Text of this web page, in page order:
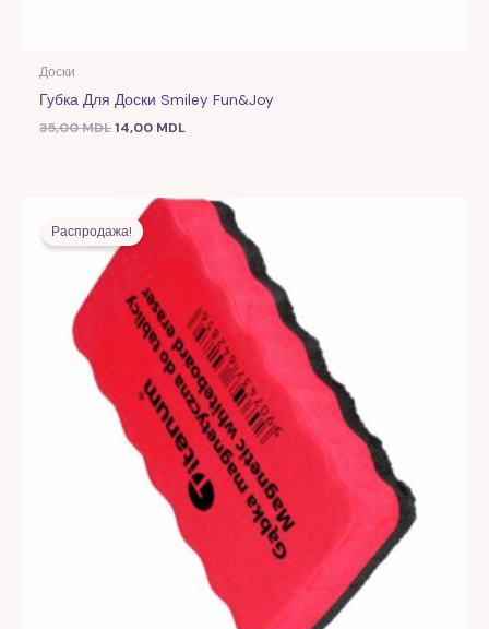
Доски
Губка Для Доски Smiley Fun&Joy
35,00MDL14,00 MDL
Распродажа!
Первоначальная
цена
составляла
33,00 MDL.
Текущая
цена:
12,00 MDL.